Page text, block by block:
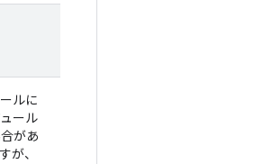
ルに
ール
があ
が、